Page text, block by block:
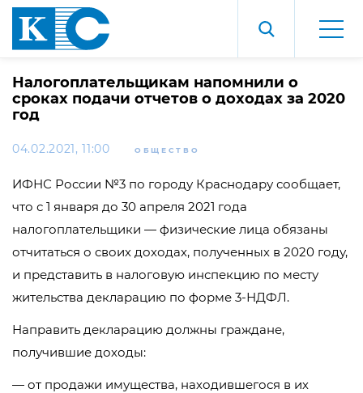
Налогоплательщикам напомнили о
сроках подачи отчетов о доходах за 2020
год
04.02.2021, 11:00 ОБЩЕСТВО
ИФНС России №3 по городу Краснодару сообщает,
что с 1 января до 30 апреля 2021 года
налогоплательщики — физические лица обязаны
отчитаться о своих доходах, полученных в 2020 году,
и представить в налоговую инспекцию по месту
жительства декларацию по форме 3-НДФЛ.
Направить декларацию должны граждане,
получившие доходы:
— от продажи имущества, находившегося в их